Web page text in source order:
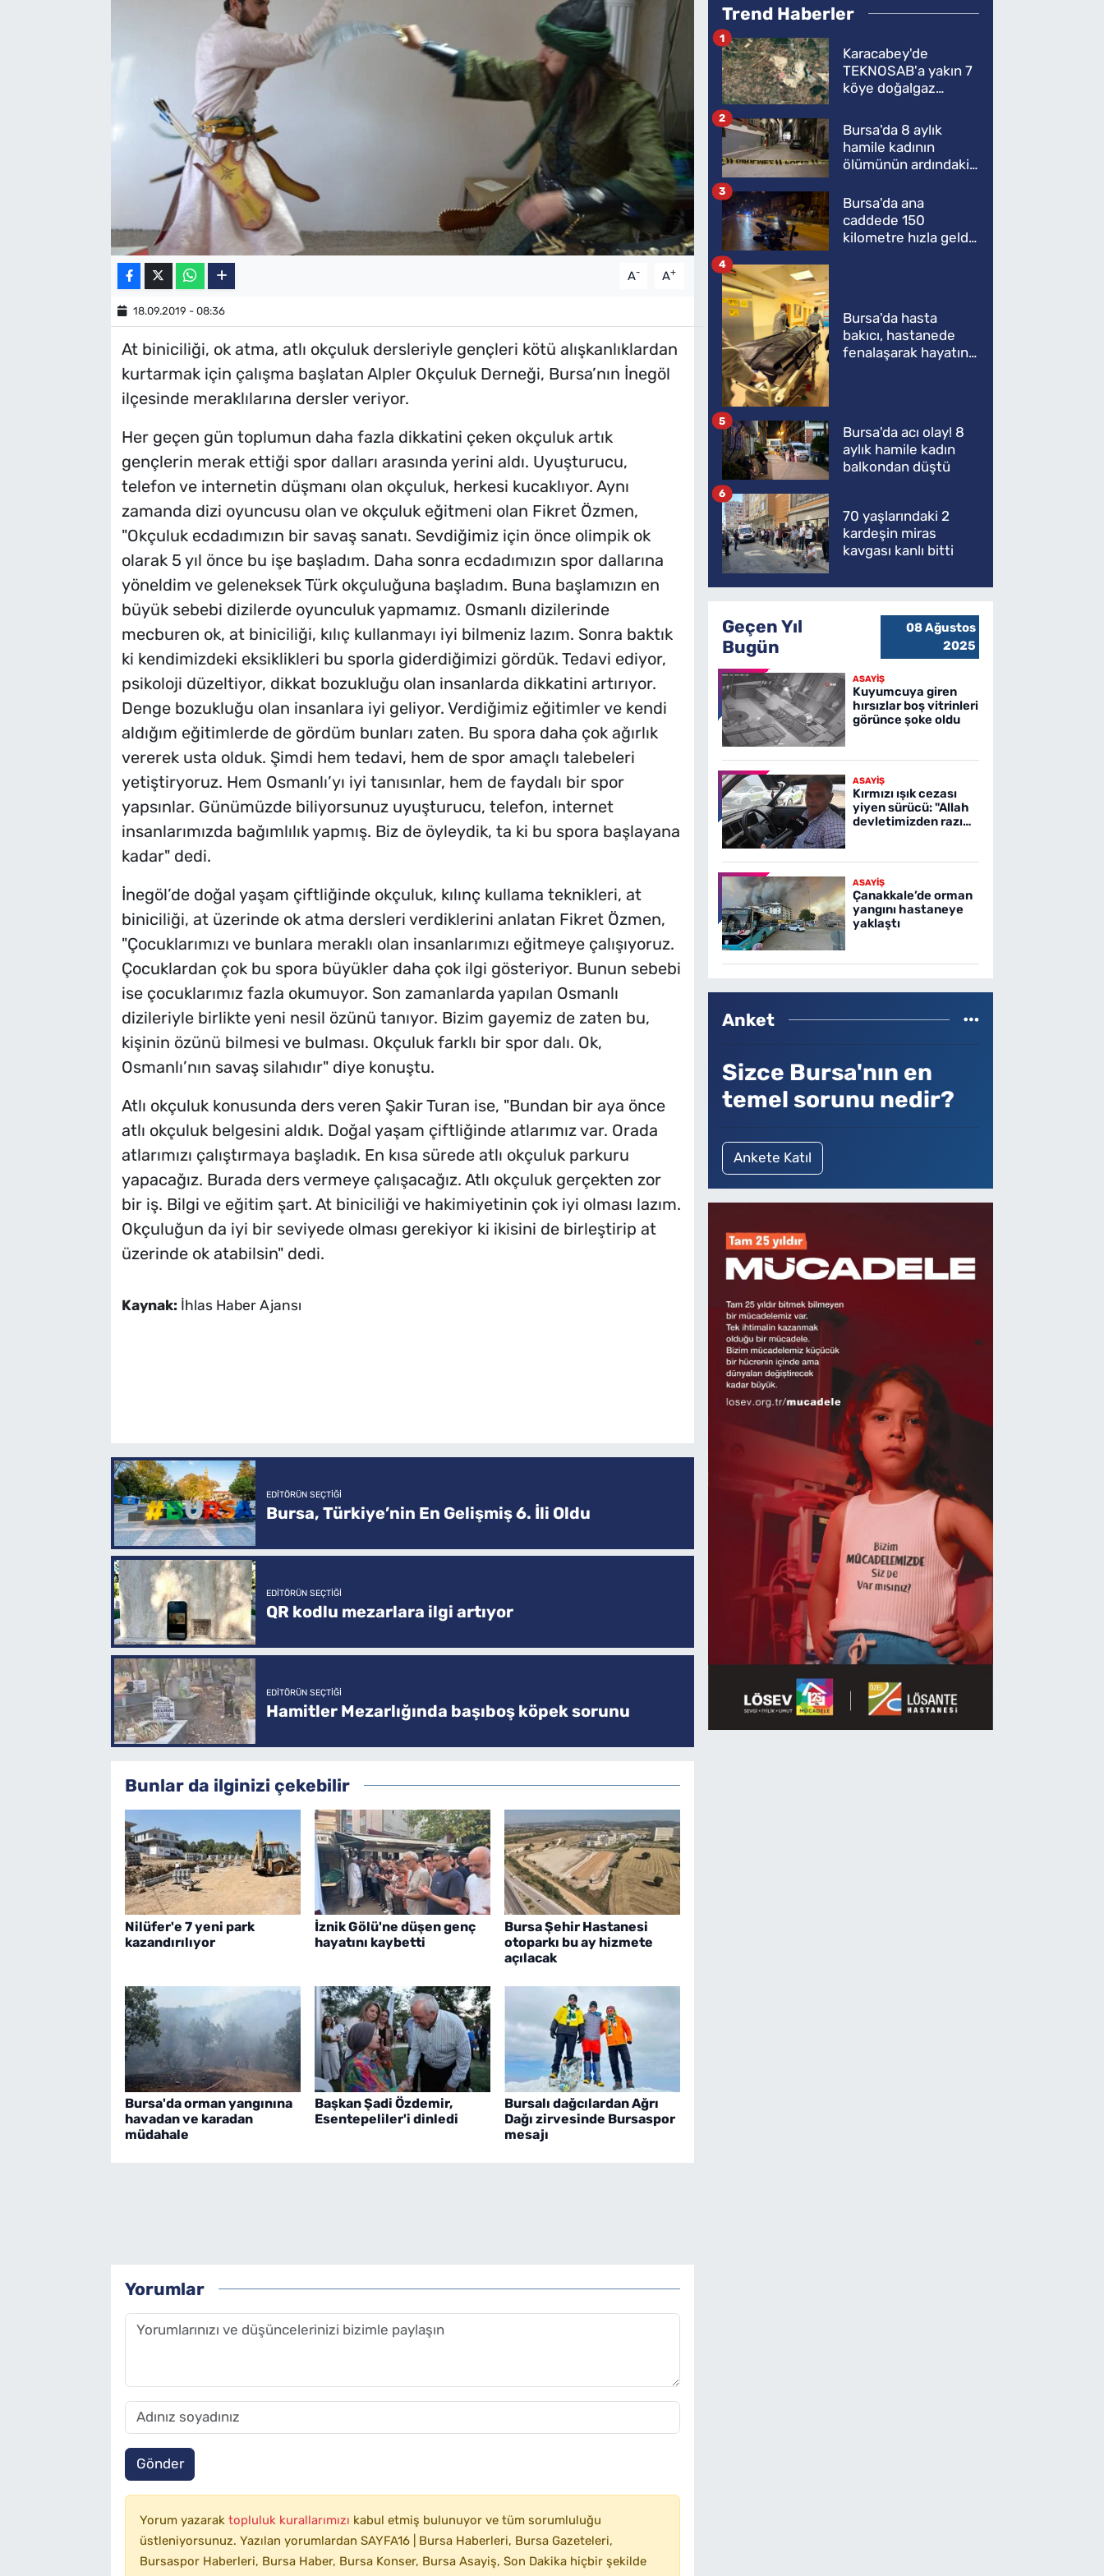
A- A+
18.09.2019 - 08:36
At biniciliği, ok atma, atlı okçuluk dersleriyle gençleri kötü alışkanlıklardan
kurtarmak için çalışma başlatan Alpler Okçuluk Derneği, Bursa’nın İnegöl
ilçesinde meraklılarına dersler veriyor.
Her geçen gün toplumun daha fazla dikkatini çeken okçuluk artık
gençlerin merak ettiği spor dalları arasında yerini aldı. Uyuşturucu,
telefon ve internetin düşmanı olan okçuluk, herkesi kucaklıyor. Aynı
zamanda dizi oyuncusu olan ve okçuluk eğitmeni olan Fikret Özmen,
"Okçuluk ecdadımızın bir savaş sanatı. Sevdiğimiz için önce olimpik ok
olarak 5 yıl önce bu işe başladım. Daha sonra ecdadımızın spor dallarına
yöneldim ve geleneksek Türk okçuluğuna başladım. Buna başlamızın en
büyük sebebi dizilerde oyunculuk yapmamız. Osmanlı dizilerinde
mecburen ok, at biniciliği, kılıç kullanmayı iyi bilmeniz lazım. Sonra baktık
ki kendimizdeki eksiklikleri bu sporla giderdiğimizi gördük. Tedavi ediyor,
psikoloji düzeltiyor, dikkat bozukluğu olan insanlarda dikkatini artırıyor.
Denge bozukluğu olan insanlara iyi geliyor. Verdiğimiz eğitimler ve kendi
aldığım eğitimlerde de gördüm bunları zaten. Bu spora daha çok ağırlık
vererek usta olduk. Şimdi hem tedavi, hem de spor amaçlı talebeleri
yetiştiryoruz. Hem Osmanlı’yı iyi tanısınlar, hem de faydalı bir spor
yapsınlar. Günümüzde biliyorsunuz uyuşturucu, telefon, internet
insanlarımızda bağımlılık yapmış. Biz de öyleydik, ta ki bu spora başlayana
kadar" dedi.
İnegöl’de doğal yaşam çiftliğinde okçuluk, kılınç kullama teknikleri, at
biniciliği, at üzerinde ok atma dersleri verdiklerini anlatan Fikret Özmen,
"Çocuklarımızı ve bunlara meraklı olan insanlarımızı eğitmeye çalışıyoruz.
Çocuklardan çok bu spora büyükler daha çok ilgi gösteriyor. Bunun sebebi
ise çocuklarımız fazla okumuyor. Son zamanlarda yapılan Osmanlı
dizileriyle birlikte yeni nesil özünü tanıyor. Bizim gayemiz de zaten bu,
kişinin özünü bilmesi ve bulması. Okçuluk farklı bir spor dalı. Ok,
Osmanlı’nın savaş silahıdır" diye konuştu.
Atlı okçuluk konusunda ders veren Şakir Turan ise, "Bundan bir aya önce
atlı okçuluk belgesini aldık. Doğal yaşam çiftliğinde atlarımız var. Orada
atlarımızı çalıştırmaya başladık. En kısa sürede atlı okçuluk parkuru
yapacağız. Burada ders vermeye çalışacağız. Atlı okçuluk gerçekten zor
bir iş. Bilgi ve eğitim şart. At biniciliği ve hakimiyetinin çok iyi olması lazım.
Okçuluğun da iyi bir seviyede olması gerekiyor ki ikisini de birleştirip at
üzerinde ok atabilsin" dedi.
Kaynak: İhlas Haber Ajansı
EDITÖRÜN SEÇTIĞI
Bursa, Türkiye’nin En Gelişmiş 6. İli Oldu
EDITÖRÜN SEÇTIĞI
QR kodlu mezarlara ilgi artıyor
EDITÖRÜN SEÇTIĞI
Hamitler Mezarlığında başıboş köpek sorunu
Bunlar da ilginizi çekebilir
Nilüfer'e 7 yeni park
kazandırılıyor
İznik Gölü'ne düşen genç
hayatını kaybetti
Bursa Şehir Hastanesi
otoparkı bu ay hizmete
açılacak
Bursa'da orman yangınına
havadan ve karadan
müdahale
Başkan Şadi Özdemir,
Esentepeliler'i dinledi
Bursalı dağcılardan Ağrı
Dağı zirvesinde Bursaspor
mesajı
Yorumlar
Gönder
Yorum yazarak topluluk kurallarımızı kabul etmiş bulunuyor ve tüm sorumluluğu
üstleniyorsunuz. Yazılan yorumlardan SAYFA16 | Bursa Haberleri, Bursa Gazeteleri,
Bursaspor Haberleri, Bursa Haber, Bursa Konser, Bursa Asayiş, Son Dakika hiçbir şekilde
Trend Haberler
Karacabey'de
TEKNOSAB'a yakın 7
köye doğalgaz
1
Bursa'da 8 aylık
hamile kadının
ölümünün ardındaki
2
Bursa'da ana
caddede 150
kilometre hızla geldi,
3
Bursa'da hasta
bakıcı, hastanede
fenalaşarak hayatını
4
Bursa'da acı olay! 8
aylık hamile kadın
balkondan düştü
5
70 yaşlarındaki 2
kardeşin miras
kavgası kanlı bitti
6
Geçen Yıl
Bugün
08 Ağustos
2025
ASAYİŞ
Kuyumcuya giren
hırsızlar boş vitrinleri
görünce şoke oldu
ASAYİŞ
Kırmızı ışık cezası
yiyen sürücü: "Allah
devletimizden razı
ASAYİŞ
Çanakkale’de orman
yangını hastaneye
yaklaştı
Anket
Sizce Bursa'nın en
temel sorunu nedir?
Ankete Katıl